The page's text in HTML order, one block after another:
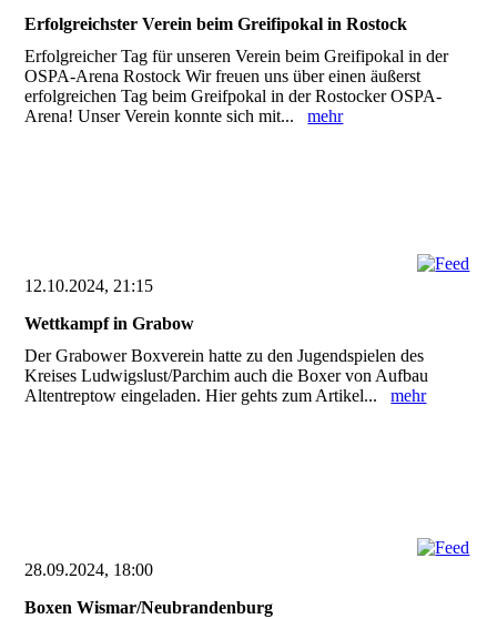
Erfolgreichster Verein beim Greifipokal in Rostock
Erfolgreicher Tag für unseren Verein beim Greifipokal in der
OSPA-Arena Rostock Wir freuen uns über einen äußerst
erfolgreichen Tag beim Greifpokal in der Rostocker OSPA-
Arena! Unser Verein konnte sich mit...mehr
12.10.2024, 21:15
Wettkampf in Grabow
Der Grabower Boxverein hatte zu den Jugendspielen des
Kreises Ludwigslust/Parchim auch die Boxer von Aufbau
Altentreptow eingeladen. Hier gehts zum Artikel...mehr
28.09.2024, 18:00
Boxen Wismar/Neubrandenburg